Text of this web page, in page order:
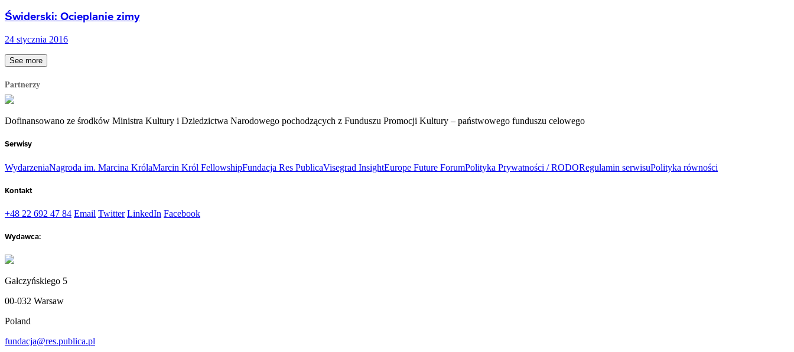
Świderski: Ocieplanie zimy
24 stycznia 2016
See more
Partnerzy
Dofinansowano ze środków Ministra Kultury i Dziedzictwa Narodowego pochodzących z Funduszu Promocji Kultury – państwowego funduszu celowego
Serwisy
WydarzeniaNagroda im. Marcina KrólaMarcin Król FellowshipFundacja Res PublicaVisegrad InsightEurope Future ForumPolityka Prywatności / RODORegulamin serwisuPolityka równości
Kontakt
+48 22 692 47 84 Email Twitter LinkedIn Facebook
Wydawca:
Gałczyńskiego 5
00-032 Warsaw
Poland
fundacja@res.publica.pl